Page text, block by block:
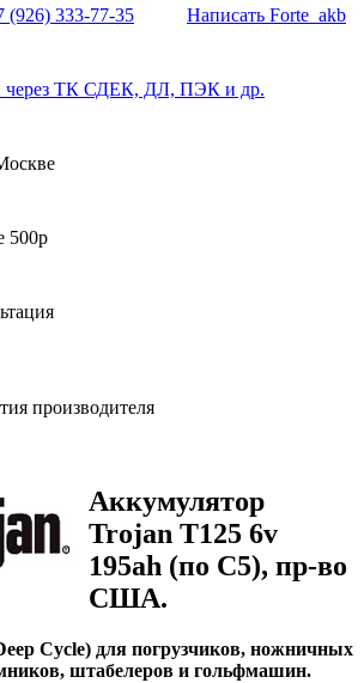
333-77-35 Написать Forte_akb
через ТК СДЕК, ДЛ, ПЭК и др.
500р
производителя
Аккумулятор
Trojan T125 6v
195ah (по С5), пр-во
США.
Cycle) для погрузчиков, ножничных
штабелеров и гольфмашин.